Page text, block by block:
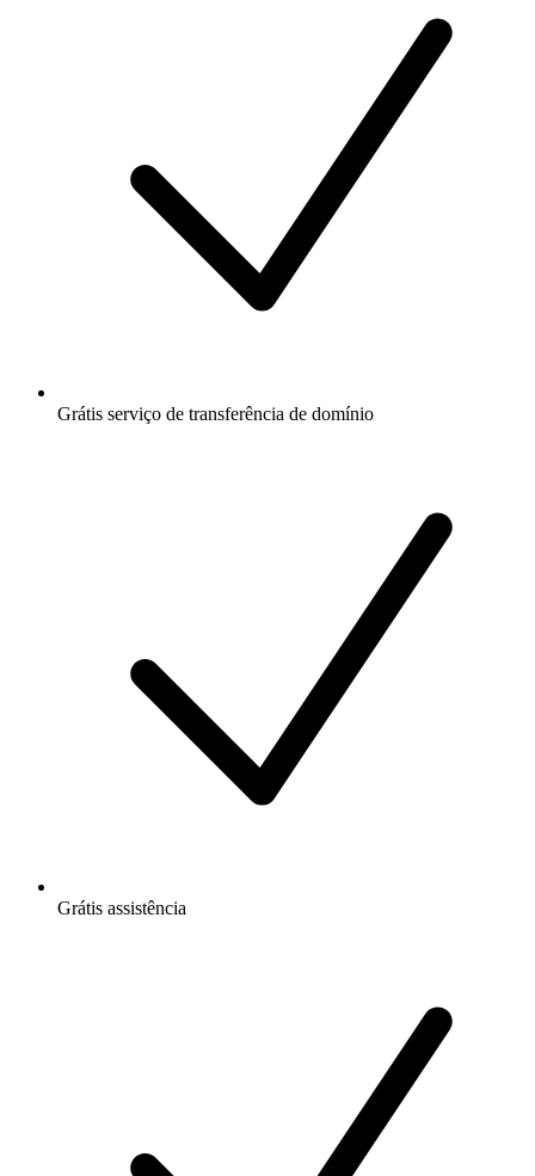
Grátis serviço de transferência de domínio
Grátis assistência